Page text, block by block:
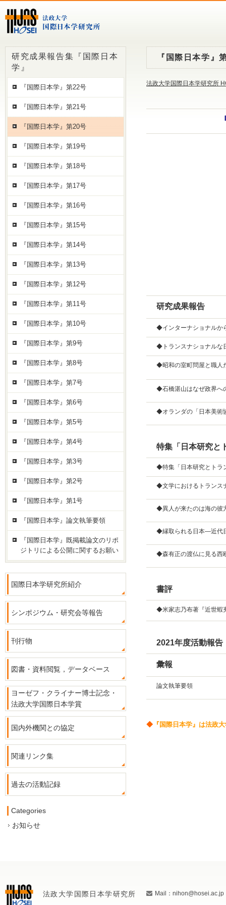
『国際日本学』
法政大学国際日本学研究所
研究成果報告
◆インターナショナル
◆トランスナショナル
◆昭和の室町問屋と職
◆石橋湛山はなぜ政界へ
◆オランダの「日本美術
特集「日本研究と
◆特集「日本研究とトラ
◆文学におけるトランス
◆異人が来たのは海の彼
◆縁取られる日本―近代
◆森有正の渡仏に見る
書評
◆米家志乃布著『近世蝦
2021年度活動報告
彙報
論文執筆要領
◆ 『国際日本学』は法政
研究成果報告集『国際日本
学』
『国際日本学』第22号
『国際日本学』第21号
『国際日本学』第20号
『国際日本学』第19号
『国際日本学』第18号
『国際日本学』第17号
『国際日本学』第16号
『国際日本学』第15号
『国際日本学』第14号
『国際日本学』第13号
『国際日本学』第12号
『国際日本学』第11号
『国際日本学』第10号
『国際日本学』第9号
『国際日本学』第8号
『国際日本学』第7号
『国際日本学』第6号
『国際日本学』第5号
『国際日本学』第4号
『国際日本学』第3号
『国際日本学』第2号
『国際日本学』第1号
『国際日本学』論文執筆要領
『国際日本学』既掲載論文のリポ
ジトリによる公開に関するお願い
国際日本学研究所紹介
シンポジウム・研究会等報告
刊行物
図書・資料閲覧，データベース
ヨーゼフ・クライナー博士記念・
法政大学国際日本学賞
国内外機関との協定
関連リンク集
過去の活動記録
Categories
お知らせ
法政大学国際日本学研究所 Mail：nihon@hosei.ac.jp